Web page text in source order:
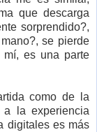
que descarga
sorprendido?,
se pierde
es una parte
como de la
la experiencia
digitales es más